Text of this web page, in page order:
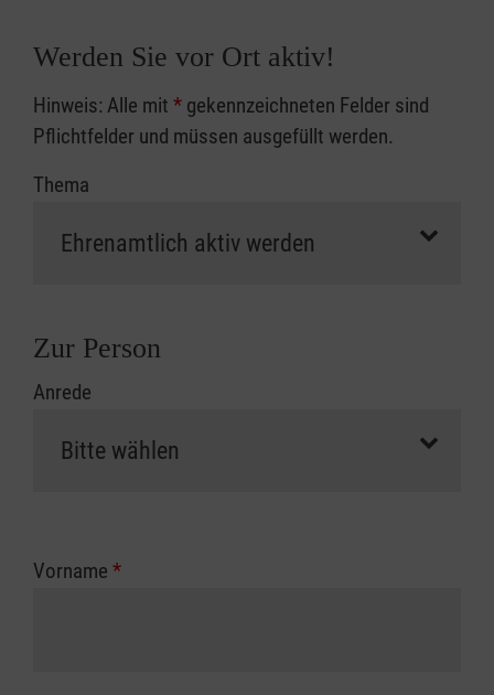
Versicherungsschutz gilt auch im Ausland.
Werden Sie vor Ort aktiv!
Hinweis: Alle mit * gekennzeichneten Felder sind
Pflichtfelder und müssen ausgefüllt werden.
Thema
Zur Person
Anrede
Vorname *